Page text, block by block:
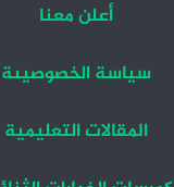
أعلن معنا
سياسة الخصوصيىة
المقالات التعليمية